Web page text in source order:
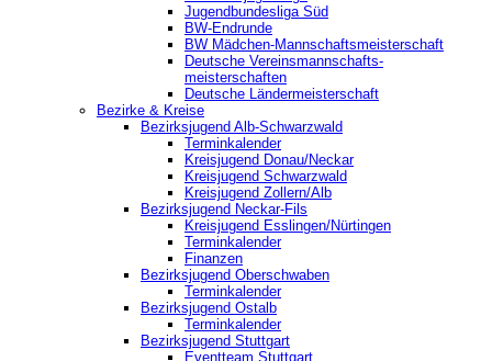
Jugendbundesliga Süd
BW-Endrunde
BW Mädchen-Mannschaftsmeisterschaft
Deutsche Vereinsmannschafts-
meisterschaften
Deutsche Ländermeisterschaft
Bezirke & Kreise
Bezirksjugend Alb-Schwarzwald
Terminkalender
Kreisjugend Donau/Neckar
Kreisjugend Schwarzwald
Kreisjugend Zollern/Alb
Bezirksjugend Neckar-Fils
Kreisjugend ‎Esslingen/Nürtingen
Terminkalender
Finanzen
Bezirksjugend Oberschwaben
Terminkalender
Bezirksjugend Ostalb
Terminkalender
Bezirksjugend Stuttgart
‎Eventteam Stuttgart